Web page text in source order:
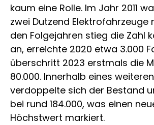
kaum eine Rolle. Im Jahr 2011
zwei Dutzend Elektrofahrzeuge
den Folgejahren stieg die Zahl
an, erreichte 2020 etwa 3.000
überschritt 2023 erstmals die
80.000. Innerhalb eines
verdoppelte sich der Bestand
bei rund 184.000, was einen
Höchstwert markiert.